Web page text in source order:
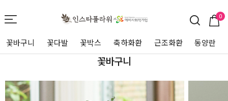
0
꽃바구니 꽃다발 꽃박스 축하화환 근조화환 동양란
꽃바구니